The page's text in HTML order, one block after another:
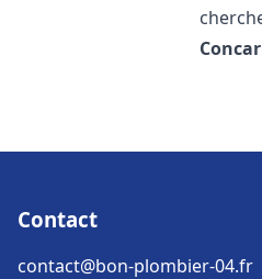
Contact
contact@bon-plombier-04.fr